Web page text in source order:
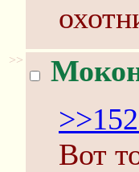
>>
Вот